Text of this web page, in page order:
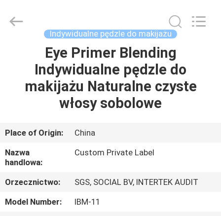
PRODUKTY
NAS
WYCIECZKA
PO
FABRYCE
Cosmetics
Indywidualne pędzle do makijażu
Eye Primer Blending
Indywidualne pędzle do
makijażu Naturalne czyste
włosy sobolowe
Place of Origin:
China
Nazwa
handlowa:
Custom Private Label
Orzecznictwo:
SGS, SOCIAL BV, INTERTEK AUDIT
Model Number:
IBM-11